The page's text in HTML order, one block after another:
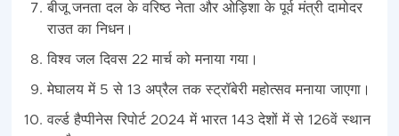
बीजू जनता दल के वरिष्ठ नेता और ओड़िशा के पूर्व मंत्री दामोदर
राउत का निधन।
विश्व जल दिवस 22 मार्च को मनाया गया।
मेघालय में 5 से 13 अप्रैल तक स्ट्रॉबेरी महोत्सव मनाया जाएगा।
वर्ल्ड हैप्पीनेस रिपोर्ट 2024 में भारत 143 देशों में से 126वें स्थान